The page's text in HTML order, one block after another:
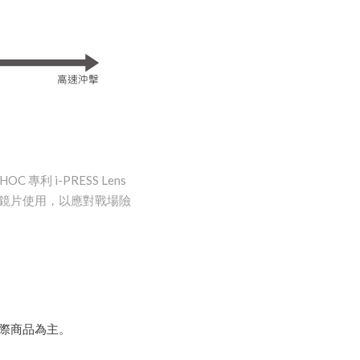
專利 i-PRESS Lens
片使用，以應對戰場險
商品為主。